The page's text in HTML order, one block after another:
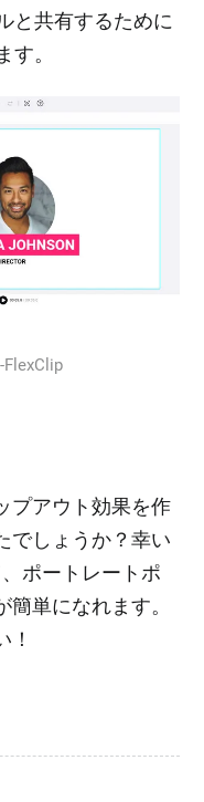
と共有するために
す。
プアウト効果を作
でしょうか？幸い
ポートレートポ
単になれます。